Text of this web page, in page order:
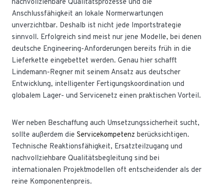
nachvollziehbare Qualitätsprozesse und die
Anschlussfähigkeit an lokale Normerwartungen
unverzichtbar. Deshalb ist nicht jede Importstrategie
sinnvoll. Erfolgreich sind meist nur jene Modelle, bei denen
deutsche Engineering-Anforderungen bereits früh in die
Lieferkette eingebettet werden. Genau hier schafft
Lindemann-Regner mit seinem Ansatz aus deutscher
Entwicklung, intelligenter Fertigungskoordination und
globalem Lager- und Servicenetz einen praktischen Vorteil.
Wer neben Beschaffung auch Umsetzungssicherheit sucht,
sollte außerdem die Servicekompetenz berücksichtigen.
Technische Reaktionsfähigkeit, Ersatzteilzugang und
nachvollziehbare Qualitätsbegleitung sind bei
internationalen Projektmodellen oft entscheidender als der
reine Komponentenpreis.